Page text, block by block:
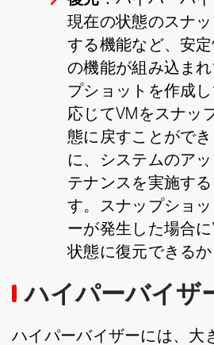
現在の状態のスナ
する機能など、安
の機能が組み込ま
プショットを作成
応じてVMをスナッ
態に戻すことがで
に、システムのア
テナンスを実施す
す。スナップショ
ーが発生した場合
状態に復元できるか
ハイパーバイザ
ハイパーバイザーには、大